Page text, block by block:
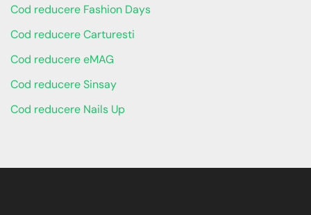
Cod reducere Fashion Days
Cod reducere Carturesti
Cod reducere eMAG
Cod reducere Sinsay
Cod reducere Nails Up